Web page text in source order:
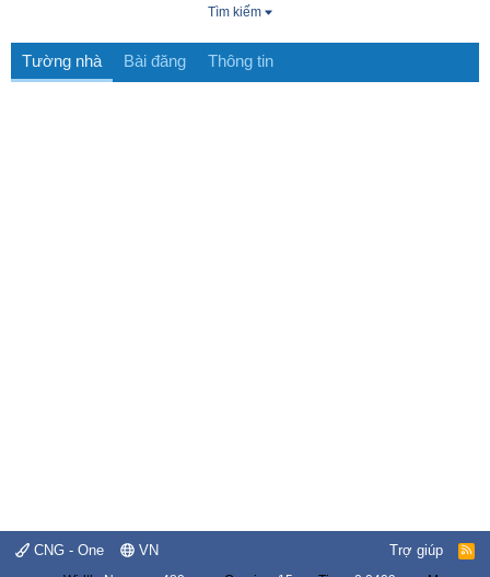
Tìm kiếm
Tường nhà Bài đăng Thông tin
CNG - One VN Trợ giúp
R